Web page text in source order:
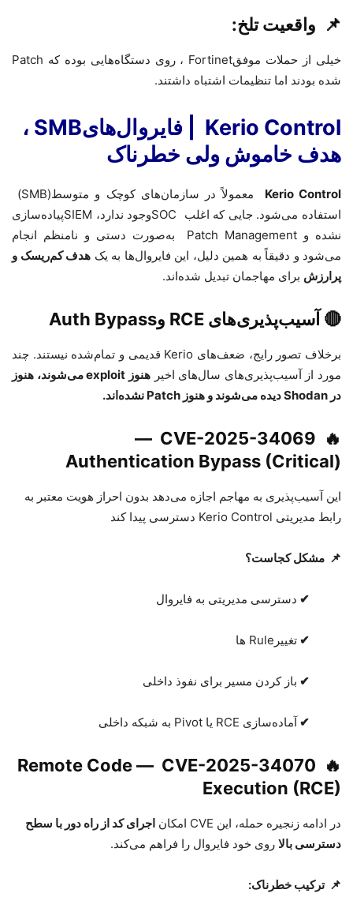
📌 واقعیت تلخ:
خیلی از حملات موفقFortinet ، روی دستگاه‌هایی بوده که Patch
شده بودند اما تنظیمات اشتباه داشتند.
Kerio Control فایروال‌هایSMB ،
هدف خاموش ولی خطرناک
Kerio Control معمولاً در سازمان‌های کوچک و متوسط(SMB)
استفاده می‌شود. جایی که اغلب
SOCوجود ندارد، SIEMپیاده‌سازی
نشده و Patch Management
به‌صورت دستی و نامنظم انجام
می‌شود و دقیقاً به همین دلیل، این فایروال‌ها به یک هدف کم‌ریسک و
پرارزش برای مهاجمان تبدیل شده‌اند.
🔴 آسیب‌پذیری‌های RCE وAuth Bypass
برخلاف تصور رایج، ضعف‌های Kerio قدیمی و تمام‌شده نیستند. چند
مورد از آسیب‌پذیری‌های سال‌های اخیرهنوز exploitمی‌شوند، هنوز
در Shodanدیده می‌شوند و هنوز Patch نشده‌اند.
🔥
CVE-2025-34069
—
Authentication Bypass (Critical)
این آسیب‌پذیری به مهاجم اجازه می‌دهد بدون احراز هویت معتبر به
رابط مدیریتی Kerio Control دسترسی پیدا کند
📌 مشکل کجاست؟
✔ دسترسی مدیریتی به فایروال
✔ تغییر Rule ها
✔ باز کردن مسیر برای نفوذ داخلی
✔آماده‌سازی RCE یا Pivot به شبکه داخلی
🔥
CVE-2025-34070
—
Remote Code
Execution (RCE)
در ادامه زنجیره حمله، این CVE امکان اجرای کد از راه دور با سطح
دسترسی بالا روی خود فایروال را فراهم می‌کند.
📌 ترکیب خطرناک: